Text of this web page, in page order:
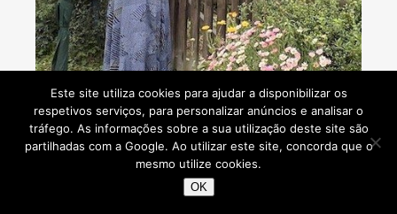
Consultoria de viagens - Agente de Viagens
Este site utiliza cookies para ajudar a disponibilizar os
respetivos serviços, para personalizar anúncios e analisar o
tráfego. As informações sobre a sua utilização deste site são
partilhadas com a Google. Ao utilizar este site, concorda que o
mesmo utilize cookies.
OK